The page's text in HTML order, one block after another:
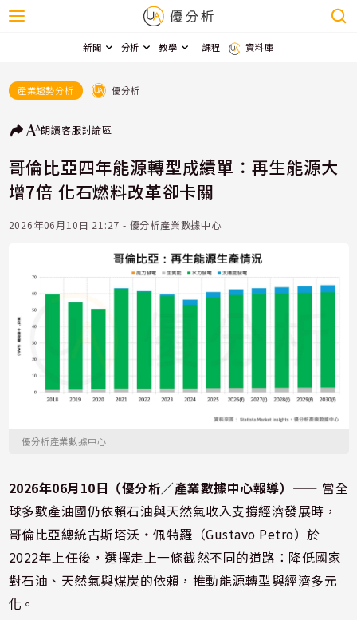
新聞 分析 教學 課程 資料庫
產業趨勢分析 優分析
朗讀客服討論區
哥倫比亞四年能源轉型成績單：再生能源大
增7倍 化石燃料改革卻卡關
2026年06月10日 21:27 - 優分析產業數據中心
優分析產業數據中心
2026年06月10日（優分析／產業數據中心報導） ⸺ 當全
球多數產油國仍依賴石油與天然氣收入支撐經濟發展時，
哥倫比亞總統古斯塔沃・佩特羅（Gustavo Petro）於
2022年上任後，選擇走上一條截然不同的道路：降低國家
對石油、天然氣與煤炭的依賴，推動能源轉型與經濟多元
化。